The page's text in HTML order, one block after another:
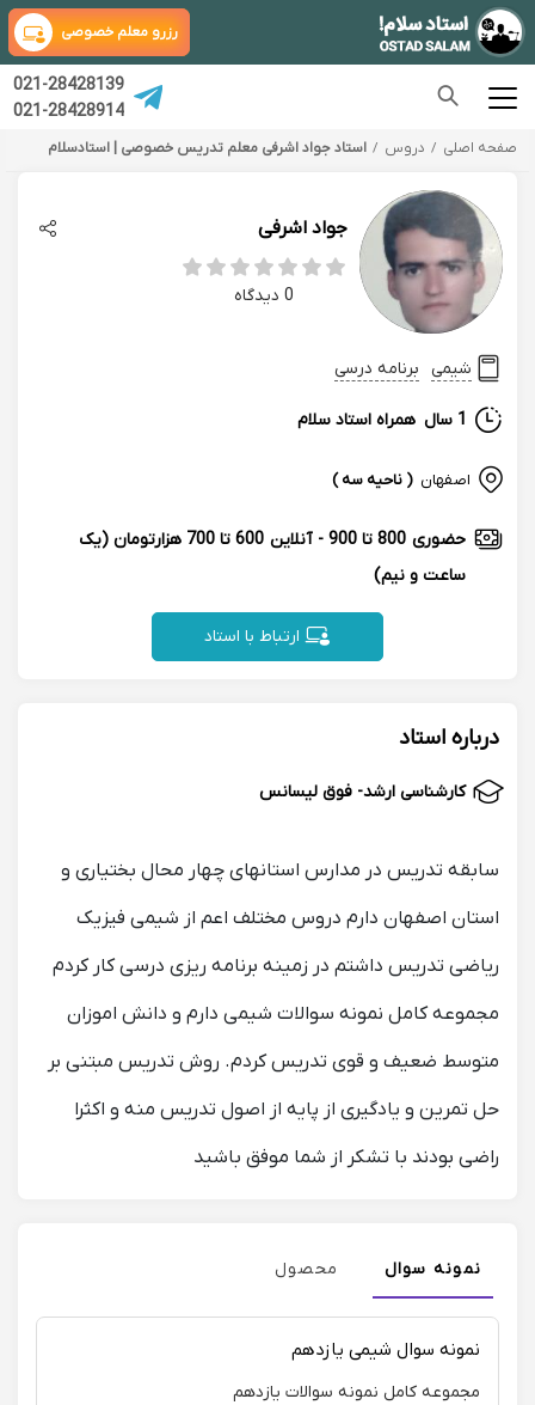
رزرو معلم خصوصی
021-28428139
021-28428914
صفحه اصلی دروس استاد جواد اشرفی معلم تدریس خصوصی | استادسلام
جواد اشرفی
0 دیدگاه
شیمی برنامه درسی
1 سال همراه استاد سلام
اصفهان ( ناحیه سه )
حضوری 800 تا 900 - آنلاین 600 تا 700 هزارتومان
(یک
ساعت و نیم)
ارتباط با استاد
درباره استاد
کارشناسی ارشد- فوق لیسانس
سابقه تدریس در مدارس استانهای چهار محال بختیاری و
استان اصفهان دارم دروس مختلف اعم از شیمی فیزیک
ریاضی تدریس داشتم در زمینه برنامه ریزی درسی کار کردم
مجموعه کامل نمونه سوالات شیمی دارم و دانش اموزان
متوسط ضعیف و قوی تدریس کردم. روش تدریس مبتنی بر
حل تمرین و یادگیری از پایه از اصول تدریس منه و اکثرا
راضی بودند با تشکر از شما موفق باشید
نمونه سوال محصول
نمونه سوال شیمی یازدهم
مجموعه کامل نمونه سوالات یازدهم